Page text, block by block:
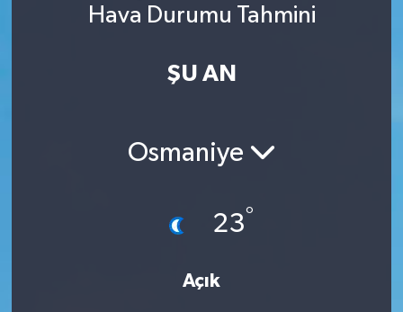
Hava Durumu Tahmini
ŞU AN
Osmaniye
23°
Açık
Son Dakika Haberleri